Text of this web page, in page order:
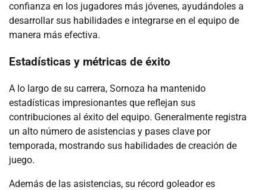
confianza en los jugadores más jóvenes, ayudándoles a
desarrollar sus habilidades e integrarse en el equipo de
manera más efectiva.
Estadísticas y métricas de éxito
A lo largo de su carrera, Sornoza ha mantenido
estadísticas impresionantes que reflejan sus
contribuciones al éxito del equipo. Generalmente registra
un alto número de asistencias y pases clave por
temporada, mostrando sus habilidades de creación de
juego.
Además de las asistencias, su récord goleador es